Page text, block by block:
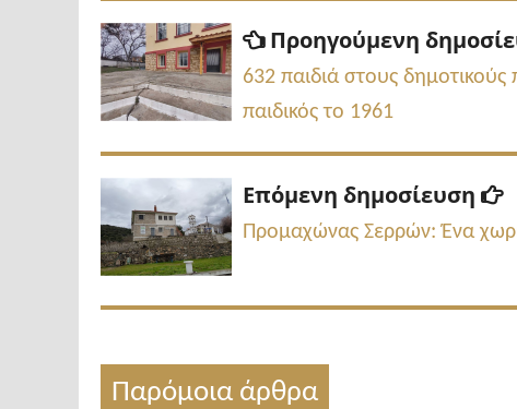
Πλοήγηση
άρθρων
Προηγούμενη
632 παιδιά στους
παιδικός το 1961
Επόμενη δημοσίευση
Προμαχώνας Σερρών: Ένα
Παρόμοια άρθρα